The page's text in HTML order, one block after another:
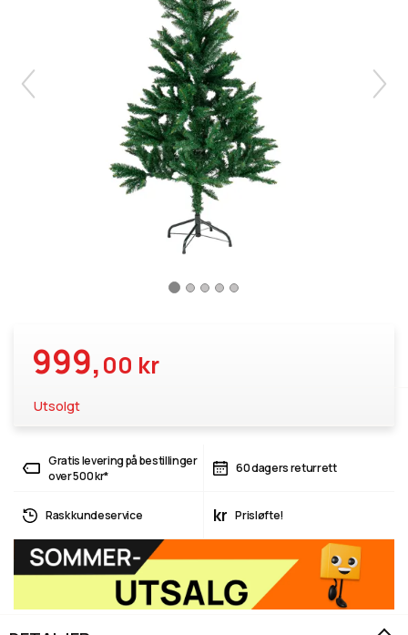
999,00 kr
Utsolgt
Gratis levering på bestillinger
over 500 kr*
60 dagers returrett
Rask kundeservice kr Prisløfte!